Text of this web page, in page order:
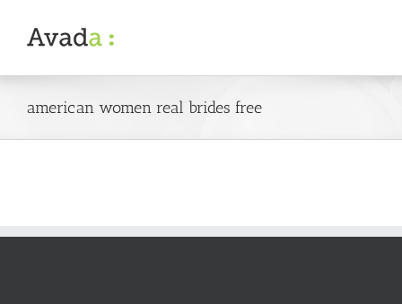
content
american women real brides free